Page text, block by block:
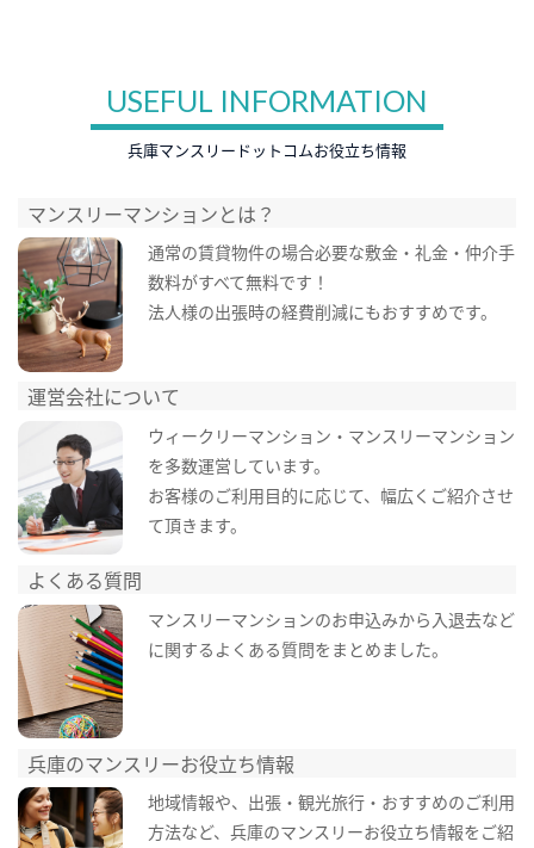
USEFUL INFORMATION
兵庫マンスリードットコムお役立ち情報
マンスリーマンションとは？
通常の賃貸物件の場合必要な敷金・礼金・仲介手
数料がすべて無料です！
法人様の出張時の経費削減にもおすすめです。
運営会社について
ウィークリーマンション・マンスリーマンション
を多数運営しています。
お客様のご利用目的に応じて、幅広くご紹介させ
て頂きます。
よくある質問
マンスリーマンションのお申込みから入退去など
に関するよくある質問をまとめました。
兵庫のマンスリーお役立ち情報
地域情報や、出張・観光旅行・おすすめのご利用
方法など、兵庫のマンスリーお役立ち情報をご紹